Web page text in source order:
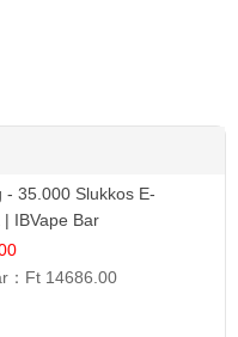
- 35.000 Slukkos E-
IBVape Bar
Ft 14686.00